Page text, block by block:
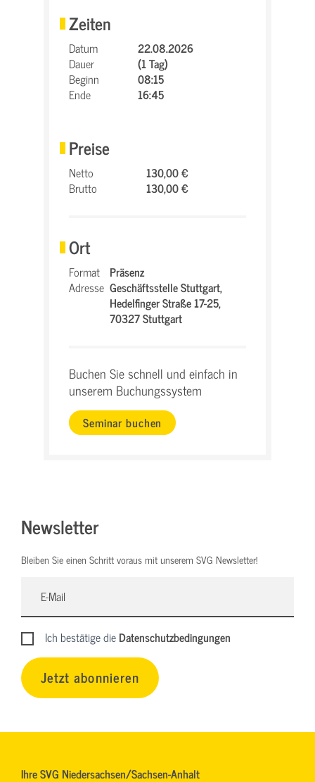
Zeiten
Datum
22.08.2026
Dauer
(1 Tag)
Beginn
08:15
Ende
16:45
Preise
Netto
130,00 €
Brutto
130,00 €
Ort
Format Präsenz
Adresse Geschäftsstelle Stuttgart,
Hedelfinger Straße 17-25,
70327 Stuttgart
Buchen Sie schnell und einfach in
unserem Buchungssystem
Seminar buchen
Newsletter
Bleiben Sie einen Schritt voraus mit unserem SVG Newsletter!
Ich bestätige dieDatenschutzbedingungen
Jetzt abonnieren
Ihre SVG Niedersachsen/Sachsen-Anhalt